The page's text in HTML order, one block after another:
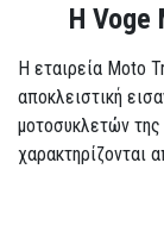
H Voge
Η εταιρεία Moto
αποκλειστική
μοτοσυκλετών
χαρακτηρίζονται